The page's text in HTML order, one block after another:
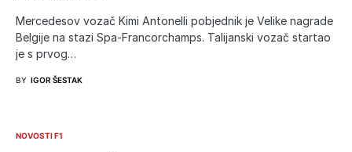
Mercedesov vozač Kimi Antonelli pobjednik je Velike nagrade
Belgije na stazi Spa-Francorchamps. Talijanski vozač startao
je s prvog…
BY IGOR ŠESTAK
NOVOSTI F1